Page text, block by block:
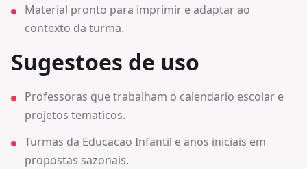
Material pronto para imprimir e adaptar ao
contexto da turma.
Sugestoes de uso
Professoras que trabalham o calendario escolar e
projetos tematicos.
Turmas da Educacao Infantil e anos iniciais em
propostas sazonais.